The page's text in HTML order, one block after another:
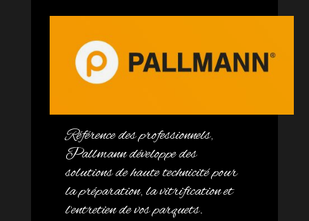
Référence des professionnels,
Pallmann développe des
solutions de haute technicité pour
la préparation, la vitrification et
l’entretien de vos parquets.